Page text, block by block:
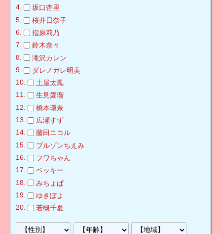
坂口杏里
桜井日奈子
指原莉乃
鈴木奈々
滝沢カレン
ダレノガレ明美
土屋太鳳
生見愛瑠
橋本環奈
広瀬すず
藤田ニコル
ブルゾンちえみ
フワちゃん
ベッキー
みちょぱ
ゆきぽよ
若槻千夏